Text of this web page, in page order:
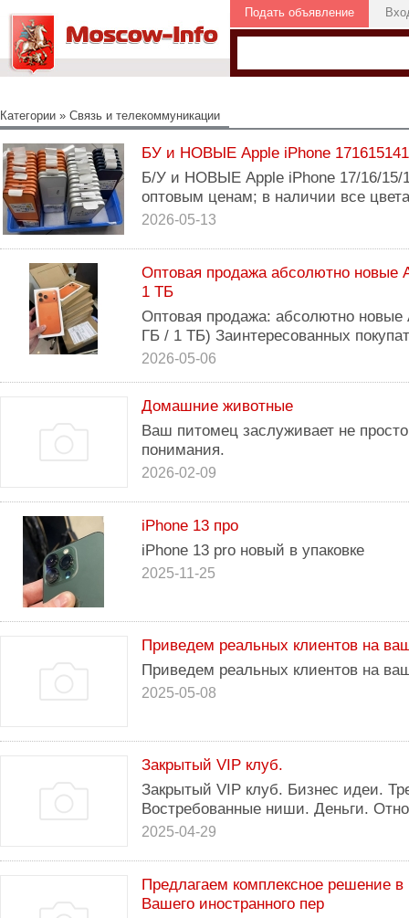
Подать объявление
Категории » Связь и телекоммуникации
БУ и НОВЫЕ Apple iPhone
Б/У и НОВЫЕ Apple iPhone 17/16/
оптовым ценам; в наличии все
2026-05-13
Оптовая продажа абсолютно новые
1 ТБ
Оптовая продажа: абсолютно новые
ГБ / 1 ТБ) Заинтересованных
2026-05-06
Домашние животные
Ваш питомец заслуживает не
понимания.
2026-02-09
iPhone 13 про
iPhone 13 pro новый в упаковке
2025-11-25
Приведем реальных клиентов на
Приведем реальных клиентов на
2025-05-08
Закрытый VIP клуб.
Закрытый VIP клуб. Бизнес идеи.
Востребованные ниши. Деньги.
2025-04-29
Предлагаем комплексное решение в
Вашего иностранного пер